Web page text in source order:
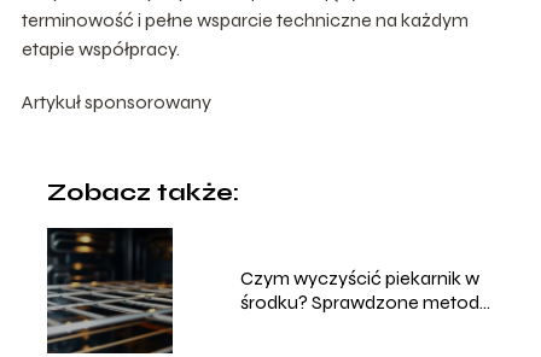
terminowość i pełne wsparcie techniczne na każdym
etapie współpracy.
Artykuł sponsorowany
Zobacz także:
Czym wyczyścić piekarnik w
środku? Sprawdzone metody